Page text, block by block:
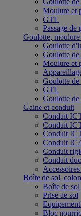
Goulotte de
Moulure et
GTL
Passage de
Goulotte,
Goulotte
Goulotte
Moulure et
Goulotte de
GTL
Goulotte de
Gaine et conduit
Conduit
Conduit
Conduit
Conduit
Conduit
Conduit
Boîte de sol,
Boîte de sol
Prise de sol
Bloc